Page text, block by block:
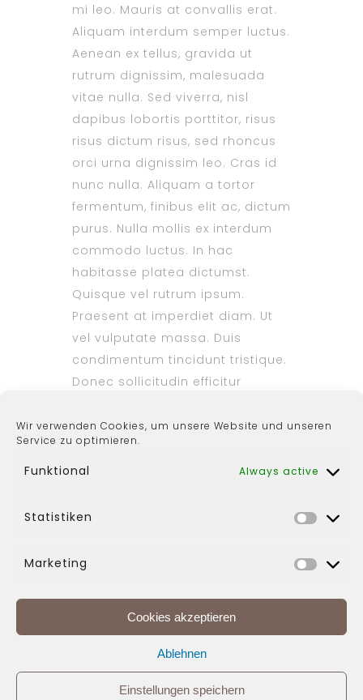
Wir verwenden Cookies, um unsere Website und unseren
Service zu optimieren.
Funktional Always active
Statistiken
Marketing
Cookies akzeptieren
Ablehnen
Einstellungen speichern
mi leo. Mauris at convallis erat.
Aliquam interdum semper luctus.
Aenean ex tellus, gravida ut
rutrum dignissim, malesuada
vitae nulla. Sed viverra, nisl
dapibus lobortis porttitor, risus
risus dictum risus, sed rhoncus
orci urna dignissim leo. Cras id
nunc nulla. Aliquam a tortor
fermentum, finibus elit ac, dictum
purus. Nulla mollis ex interdum
commodo luctus. In hac
habitasse platea dictumst.
Quisque vel rutrum ipsum.
Praesent at imperdiet diam. Ut
vel vulputate massa. Duis
condimentum tincidunt tristique.
Donec sollicitudin efficitur
lobortis nec cursus ac, suscipit
ut magna.
Impressum
Datenschutz